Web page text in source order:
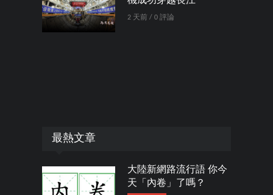
2 天前 / 0 評論
最熱文章
大陸新網路流行語 你今
天「內卷」了嗎？